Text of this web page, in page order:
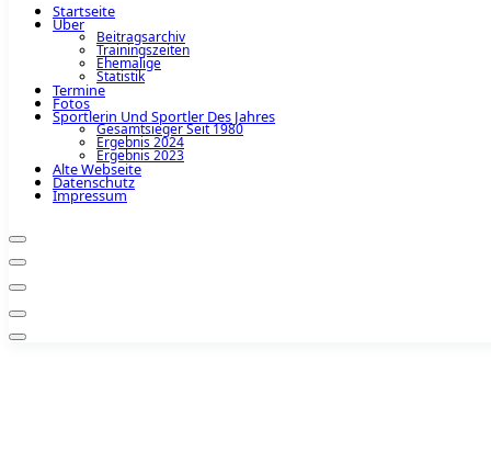
Startseite
Über
Beitragsarchiv
Trainingszeiten
Ehemalige
Statistik
Termine
Fotos
Sportlerin Und Sportler Des Jahres
Gesamtsieger Seit 1980
Ergebnis 2024
Ergebnis 2023
Alte Webseite
Datenschutz
Impressum